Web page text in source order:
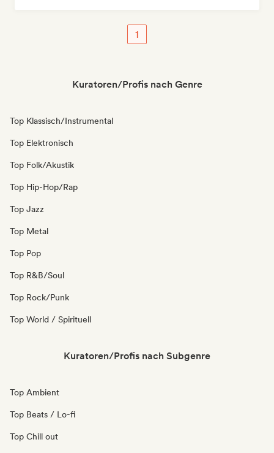
1
Kuratoren/Profis nach Genre
Top Klassisch/Instrumental
Top Elektronisch
Top Folk/Akustik
Top Hip-Hop/Rap
Top Jazz
Top Metal
Top Pop
Top R&B/Soul
Top Rock/Punk
Top World / Spirituell
Kuratoren/Profis nach Subgenre
Top Ambient
Top Beats / Lo-fi
Top Chill out